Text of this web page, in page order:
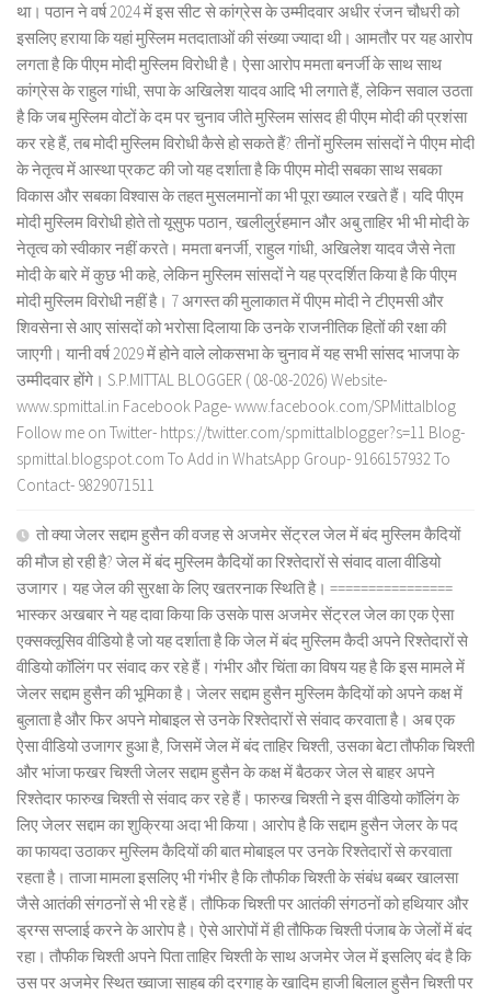
था। पठान ने वर्ष 2024 में इस सीट से कांग्रेस के उम्मीदवार अधीर रंजन चौधरी को
इसलिए हराया कि यहां मुस्लिम मतदाताओं की संख्या ज्यादा थी। आमतौर पर यह आरोप
लगता है कि पीएम मोदी मुस्लिम विरोधी है। ऐसा आरोप ममता बनर्जी के साथ साथ
कांग्रेस के राहुल गांधी, सपा के अखिलेश यादव आदि भी लगाते हैं, लेकिन सवाल उठता
है कि जब मुस्लिम वोटों के दम पर चुनाव जीते मुस्लिम सांसद ही पीएम मोदी की प्रशंसा
कर रहे हैं, तब मोदी मुस्लिम विरोधी कैसे हो सकते हैं? तीनों मुस्लिम सांसदों ने पीएम मोदी
के नेतृत्व में आस्था प्रकट की जो यह दर्शाता है कि पीएम मोदी सबका साथ सबका
विकास और सबका विश्वास के तहत मुसलमानों का भी पूरा ख्याल रखते हैं। यदि पीएम
मोदी मुस्लिम विरोधी होते तो यूसुफ पठान, खलीलुर्रहमान और अबु ताहिर भी भी मोदी के
नेतृत्व को स्वीकार नहीं करते। ममता बनर्जी, राहुल गांधी, अखिलेश यादव जैसे नेता
मोदी के बारे में कुछ भी कहे, लेकिन मुस्लिम सांसदों ने यह प्रदर्शित किया है कि पीएम
मोदी मुस्लिम विरोधी नहीं है। 7 अगस्त की मुलाकात में पीएम मोदी ने टीएमसी और
शिवसेना से आए सांसदों को भरोसा दिलाया कि उनके राजनीतिक हितों की रक्षा की
जाएगी। यानी वर्ष 2029 में होने वाले लोकसभा के चुनाव में यह सभी सांसद भाजपा के
उम्मीदवार होंगे। S.P.MITTAL BLOGGER ( 08-08-2026) Website-
www.spmittal.in Facebook Page- www.facebook.com/SPMittalblog
Follow me on Twitter- https://twitter.com/spmittalblogger?s=11 Blog-
spmittal.blogspot.com To Add in WhatsApp Group- 9166157932 To
Contact- 9829071511
तो क्या जेलर सद्दाम हुसैन की वजह से अजमेर सेंट्रल जेल में बंद मुस्लिम कैदियों
की मौज हो रही है? जेल में बंद मुस्लिम कैदियों का रिश्तेदारों से संवाद वाला वीडियो
उजागर। यह जेल की सुरक्षा के लिए खतरनाक स्थिति है। ================
भास्कर अखबार ने यह दावा किया कि उसके पास अजमेर सेंट्रल जेल का एक ऐसा
एक्सक्लूसिव वीडियो है जो यह दर्शाता है कि जेल में बंद मुस्लिम कैदी अपने रिश्तेदारों से
वीडियो कॉलिंग पर संवाद कर रहे हैं। गंभीर और चिंता का विषय यह है कि इस मामले में
जेलर सद्दाम हुसैन की भूमिका है। जेलर सद्दाम हुसैन मुस्लिम कैदियों को अपने कक्ष में
बुलाता है और फिर अपने मोबाइल से उनके रिश्तेदारों से संवाद करवाता है। अब एक
ऐसा वीडियो उजागर हुआ है, जिसमें जेल में बंद ताहिर चिश्ती, उसका बेटा तौफीक चिश्ती
और भांजा फखर चिश्ती जेलर सद्दाम हुसैन के कक्ष में बैठकर जेल से बाहर अपने
रिश्तेदार फारुख चिश्ती से संवाद कर रहे हैं। फारुख चिश्ती ने इस वीडियो कॉलिंग के
लिए जेलर सद्दाम का शुक्रिया अदा भी किया। आरोप है कि सद्दाम हुसैन जेलर के पद
का फायदा उठाकर मुस्लिम कैदियों की बात मोबाइल पर उनके रिश्तेदारों से करवाता
रहता है। ताजा मामला इसलिए भी गंभीर है कि तौफीक चिश्ती के संबंध बब्बर खालसा
जैसे आतंकी संगठनों से भी रहे हैं। तौफिक चिश्ती पर आतंकी संगठनों को हथियार और
ड्रग्स सप्लाई करने के आरोप है। ऐसे आरोपों में ही तौफिक चिश्ती पंजाब के जेलों में बंद
रहा। तौफीक चिश्ती अपने पिता ताहिर चिश्ती के साथ अजमेर जेल में इसलिए बंद है कि
उस पर अजमेर स्थित ख्वाजा साहब की दरगाह के खादिम हाजी बिलाल हुसैन चिश्ती पर